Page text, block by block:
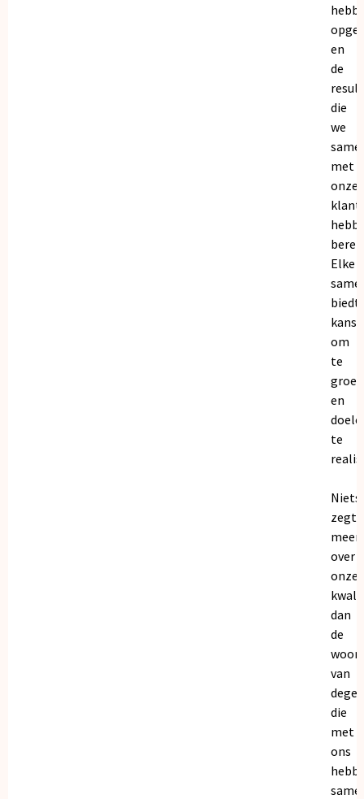
en
de
die
we
met
onze
Elke
biedt
om
te
en
te
Niets
zegt
meer
over
onze
dan
de
van
die
met
ons